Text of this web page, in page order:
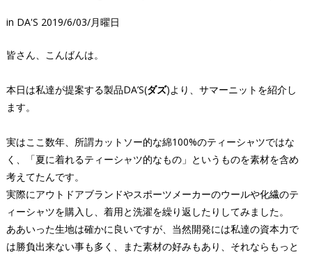
in DA'S 2019/6/03/月曜日
皆さん、こんばんは。
本日は私達が提案する製品DA’S(ダズ)より、サマーニットを紹介し
ます。
実はここ数年、所謂カットソー的な綿100%のティーシャツではな
く、「夏に着れるティーシャツ的なもの」というものを素材を含め
考えてたんです。
実際にアウトドアブランドやスポーツメーカーのウールや化繊のテ
ィーシャツを購入し、着用と洗濯を繰り返したりしてみました。
ああいった生地は確かに良いですが、当然開発には私達の資本力で
は勝負出来ない事も多く、また素材の好みもあり、それならもっと